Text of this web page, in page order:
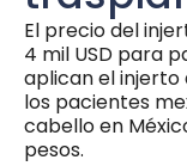
El precio del
4 mil USD para
aplican el injerto
los pacientes
cabello en
pesos.